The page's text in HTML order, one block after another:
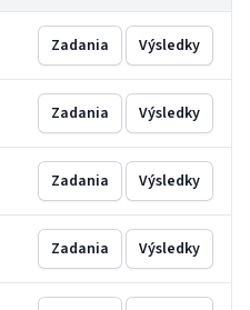
Zadania Výsledky
Zadania Výsledky
Zadania Výsledky
Zadania Výsledky